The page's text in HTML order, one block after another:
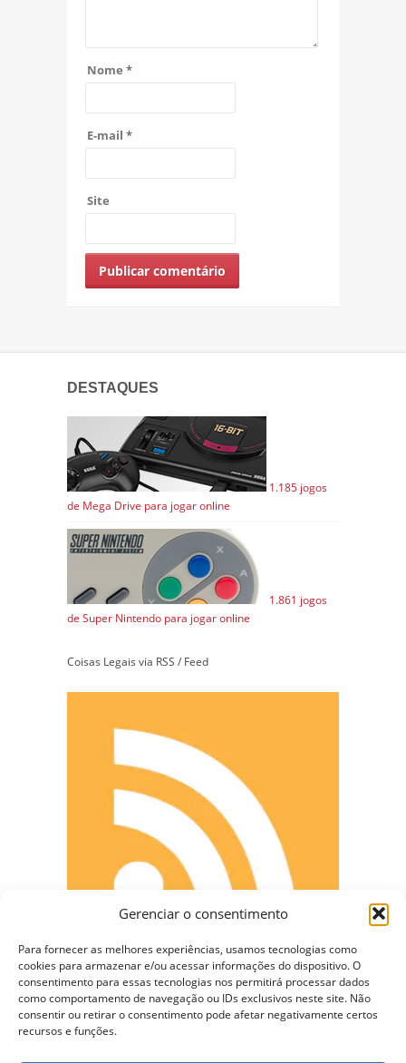
Gerenciar o consentimento
Para fornecer as melhores experiências, usamos tecnologias como
cookies para armazenar e/ou acessar informações do dispositivo. O
consentimento para essas tecnologias nos permitirá processar dados
como comportamento de navegação ou IDs exclusivos neste site. Não
consentir ou retirar o consentimento pode afetar negativamente certos
recursos e funções.
Nome *
E-mail *
Site
DESTAQUES
1.185 jogos
de Mega Drive para jogar online
1.861 jogos
de Super Nintendo para jogar online
Coisas Legais via RSS / Feed
CONECTE-SE